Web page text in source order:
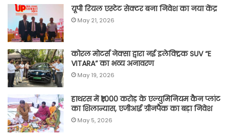
यूपी रियल एस्टेट सेक्टर बना निवेश का नया केंद्र
May 21, 2026
कोरल मोटर्स नेक्सा द्वारा नई इलेक्ट्रिक SUV “E
VITARA” का भव्य अनावरण
May 19, 2026
हाथरस में ₹1,000 करोड़ के एल्युमिनियम कैन प्लांट
का शिलान्यास, एजीआई ग्रीनपैक का बड़ा निवेश
May 5, 2026